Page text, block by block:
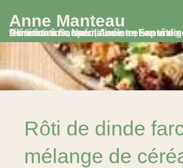
Anne Manteau
Diététicienne Nutritionniste, Experte en Nutrition et Alimentation, spécialisée en santé digestive et santé féminine à
Rôti de dinde
mélange de